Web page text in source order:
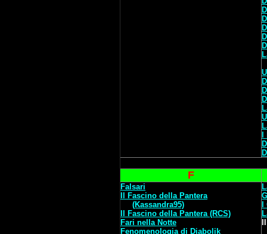
F
Falsari
Il Fascino della Pantera
(Kassandra95)
Il Fascino della Pantera (RCS)
Fari nella Notte
Fenomenologia di Diabolik